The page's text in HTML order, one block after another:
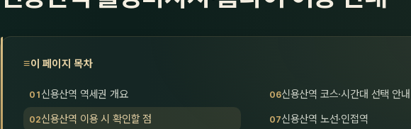
이 페이지 목차
신용산역 역세권 개요
신용산역 이용 시 확인할 점
신용산역 코스·시간대 선택 안내
신용산역 노선·인접역